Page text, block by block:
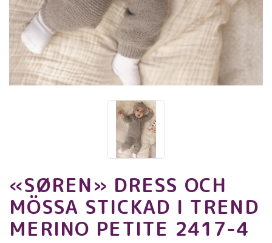
«SØREN» DRESS OCH
MÖSSA STICKAD I TREND
MERINO PETITE 2417-4